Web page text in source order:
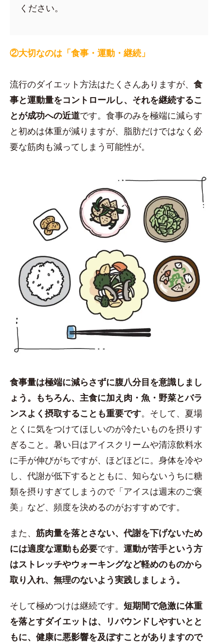
ください。
②大切なのは「食事・運動・継続」
流行のダイエット方法はたくさんありますが、 食
事と運動量をコントロールし、それを継続するこ
とが成功への近道です。食事のみを極端に減らす
と初めは体重が減りますが、脂肪だけではなく必
要な筋肉も減ってしまう可能性が。
食事量は極端に減らさずに腹八分目を意識しまし
ょう。もちろん、主食に加え肉・魚・野菜とバラ
ンスよく摂取することも重要です。そして、夏場
とくに気をつけてほしいのが冷たいものを摂りす
ぎること。暑い日はアイスクリームや清涼飲料水
に手が伸びがちですが、ほどほどに。身体を冷や
し、代謝が低下するとともに、知らないうちに糖
類を摂りすぎてしまうので「アイスは週末のご褒
美」など、頻度を決めるのがおすすめです。
また、 筋肉量を落とさない、代謝を下げないため
には適度な運動も必要です。 運動が苦手という方
はストレッチやウォーキングなど軽めのものから
取り入れ、無理のないよう実践しましょう。
そして極めつけは継続です。 短期間で急激に体重
を落とすダイエットは、リバウンドしやすいとと
もに、健康に悪影響を及ぼすことがありますので